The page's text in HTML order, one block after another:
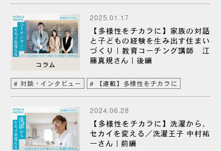
コラム
2025.01.17
【多様性をチカラに】家族の対話
と⼦どもの経験を⽣み出す住まい
づくり｜教育コーチング講師 江
藤真規さん｜後編
対談・インタビュー 【連載】多様性をチカラに
2024.06.28
【多様性をチカラに】洗濯から、
セカイを変える／洗濯王子 中村祐
一さん｜前編